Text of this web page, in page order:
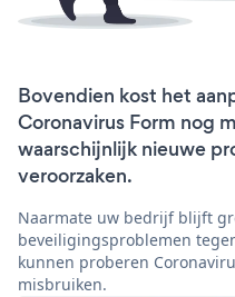
Bovendien kost het
Coronavirus Form nog
waarschijnlijk nieuwe
veroorzaken.
Naarmate uw bedrijf blijft
beveiligingsproblemen
kunnen proberen
misbruiken.